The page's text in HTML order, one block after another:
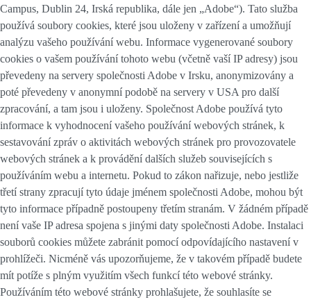
Campus, Dublin 24, Irská republika, dále jen „Adobe“). Tato služba
používá soubory cookies, které jsou uloženy v zařízení a umožňují
analýzu vašeho používání webu. Informace vygenerované soubory
cookies o vašem používání tohoto webu (včetně vaší IP adresy) jsou
převedeny na servery společnosti Adobe v Irsku, anonymizovány a
poté převedeny v anonymní podobě na servery v USA pro další
zpracování, a tam jsou i uloženy. Společnost Adobe používá tyto
informace k vyhodnocení vašeho používání webových stránek, k
sestavování zpráv o aktivitách webových stránek pro provozovatele
webových stránek a k provádění dalších služeb souvisejících s
používáním webu a internetu. Pokud to zákon nařizuje, nebo jestliže
třetí strany zpracují tyto údaje jménem společnosti Adobe, mohou být
tyto informace případně postoupeny třetím stranám. V žádném případě
není vaše IP adresa spojena s jinými daty společnosti Adobe. Instalaci
souborů cookies můžete zabránit pomocí odpovídajícího nastavení v
prohlížeči. Nicméně vás upozorňujeme, že v takovém případě budete
mít potíže s plným využitím všech funkcí této webové stránky.
Používáním této webové stránky prohlašujete, že souhlasíte se